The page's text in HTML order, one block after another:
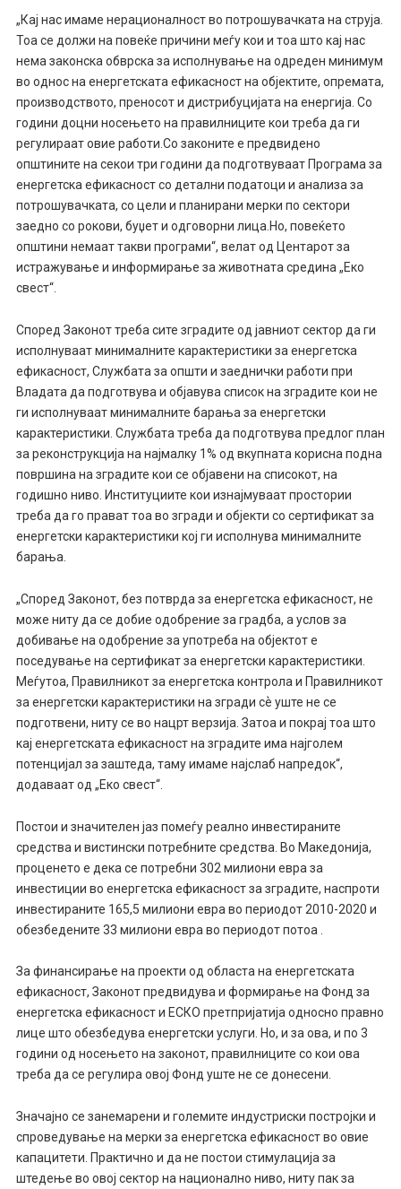
„Кај нас имаме нерационалност во потрошувачката на струја.
Тоа се должи на повеќе причини меѓу кои и тоа што кај нас
нема законска обврска за исполнување на одреден минимум
во однос на енергетската ефикасност на објектите, опремата,
производството, преносот и дистрибуцијата на енергија. Со
години доцни носењето на правилниците кои треба да ги
регулираат овие работи.Со законите е предвидено
општините на секои три години да подготвуваат Програма за
енергетска ефикасност со детални податоци и анализа за
потрошувачката, со цели и планирани мерки по сектори
заедно со рокови, буџет и одговорни лица.Но, повеќето
општини немаат такви програми“, велат од Центарот за
истражување и информирање за животната средина „Еко
свест“.
Според Законот треба сите зградите од јавниот сектор да ги
исполнуваат минималните карактеристики за енергетска
ефикасност, Службата за општи и заеднички работи при
Владата да подготвува и објавува список на зградите кои не
ги исполнуваат минималните барања за енергетски
карактеристики. Службата треба да подготвува предлог план
за реконструкција на најмалку 1% од вкупната корисна подна
површина на зградите кои се објавени на списокот, на
годишно ниво. Институциите кои изнајмуваат простории
треба да го прават тоа во згради и објекти со сертификат за
енергетски карактеристики кој ги исполнува минималните
барања.
„Според Законот, без потврда за енергетска ефикасност, не
може ниту да се добие одобрение за градба, а услов за
добивање на одобрение за употреба на објектот е
поседување на сертификат за енергетски карактеристики.
Меѓутоа, Правилникот за енергетска контрола и Правилникот
за енергетски карактеристики на згради сѐ уште не се
подготвени, ниту се во нацрт верзија. Затоа и покрај тоа што
кај енергетската ефикасност на зградите има најголем
потенцијал за заштеда, таму имаме најслаб напредок“,
додаваат од „Еко свест“.
Постои и значителен јаз помеѓу реално инвестираните
средства и вистински потребните средства. Во Македонија,
проценето е дека се потребни 302 милиони евра за
инвестиции во енергетска ефикасност за зградите, наспроти
инвестираните 165,5 милиони евра во периодот 2010-2020 и
обезбедените 33 милиони евра во периодот потоа .
За финансирање на проекти од областа на енергетската
ефикасност, Законот предвидува и формирање на Фонд за
енергетска ефикасност и ЕСКО претпријатија односно правно
лице што обезбедува енергетски услуги. Но, и за ова, и по 3
години од носењето на законот, правилниците со кои ова
треба да се регулира овој Фонд уште не се донесени.
Значајно се занемарени и големите индустриски постројки и
спроведување на мерки за енергетска ефикасност во овие
капацитети. Практично и да не постои стимулација за
штедење во овој сектор на национално ниво, ниту пак за